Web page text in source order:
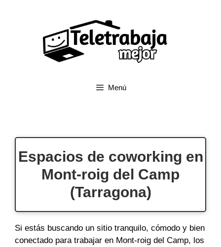
Menú
Espacios de coworking en
Mont-roig del Camp
(Tarragona)
Si estás buscando un sitio tranquilo, cómodo y bien
conectado para trabajar en Mont-roig del Camp, los